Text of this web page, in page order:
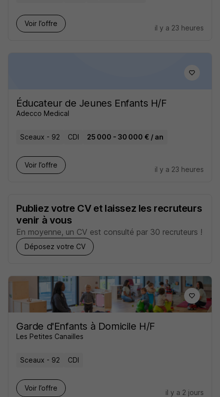
Voir l’offre
il y a 23 heures
Éducateur de Jeunes Enfants H/F
Adecco Medical
Sceaux - 92 CDI 25 000 - 30 000 € / an
Voir l’offre
il y a 23 heures
Publiez votre CV et laissez les recruteurs
venir à vous
En moyenne, un CV est consulté par 30 recruteurs !
Déposez votre CV
Garde d'Enfants à Domicile H/F
Les Petites Canailles
Sceaux - 92 CDI
Voir l’offre
il y a 2 jours